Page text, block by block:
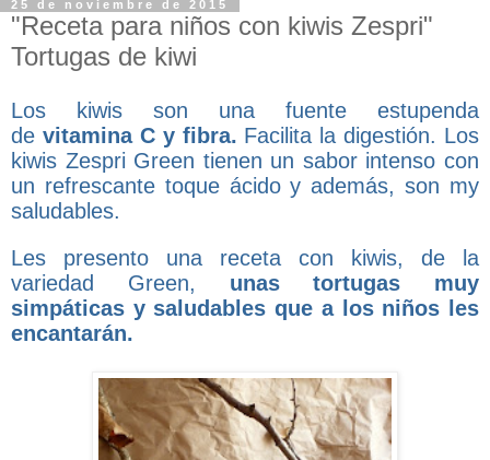
25 de noviembre de 2015
"Receta para niños con kiwis Zespri"
Tortugas de kiwi
Los kiwis son una fuente estupenda
de vitamina C y fibra. Facilita la digestión. Los
kiwis Zespri Green tienen un sabor intenso con
un refrescante toque ácido y además, son my
saludables.
Les presento una receta con kiwis, de
la
variedad Green, unas tortugas muy
simpáticas y saludables que a los niños les
encantarán.